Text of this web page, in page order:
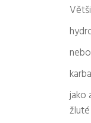
nebo
jako